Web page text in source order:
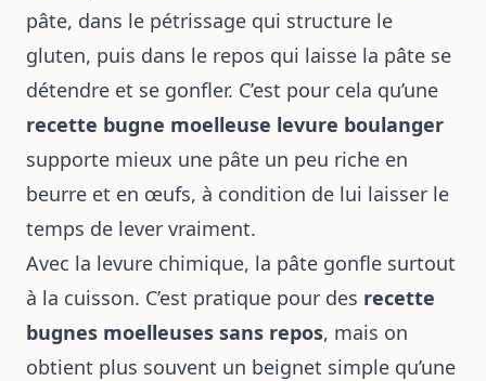
pâte, dans le pétrissage qui structure le
gluten, puis dans le repos qui laisse la pâte se
détendre et se gonfler. C’est pour cela qu’une
recette bugne moelleuse levure boulanger
supporte mieux une pâte un peu riche en
beurre et en œufs, à condition de lui laisser le
temps de lever vraiment.
Avec la levure chimique, la pâte gonfle surtout
à la cuisson. C’est pratique pour des recette
bugnes moelleuses sans repos, mais on
obtient plus souvent un beignet simple qu’une